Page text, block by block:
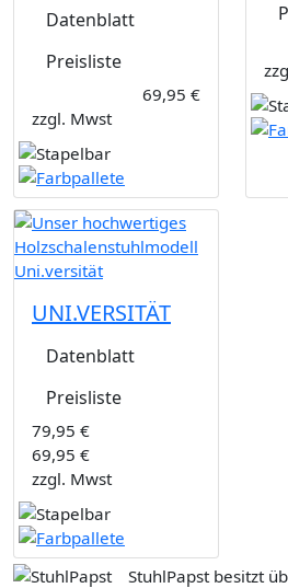
Datenblatt
Preisliste
69,95 €
zzgl. Mwst
UNI.VERSITÄT
Datenblatt
Preisliste
79,95 €
69,95 €
zzgl. Mwst
StuhlPapst besitzt